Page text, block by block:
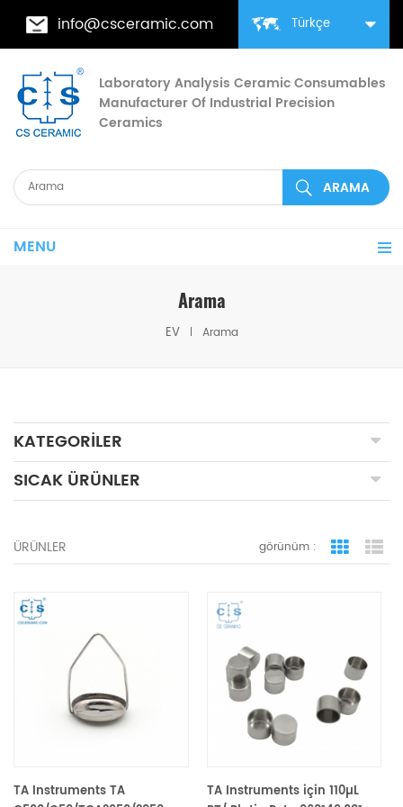
Türkçe
info@csceramic.com
Laboratory Analysis Ceramic Consumables
Manufacturer Of Industrial Precision
Ceramics
MENU
Arama
EV Arama
KATEGORILER
SICAK ÜRÜNLER
ÜRÜNLER görünüm : ızgara
TA Instruments TA
TA Instruments için 110µL